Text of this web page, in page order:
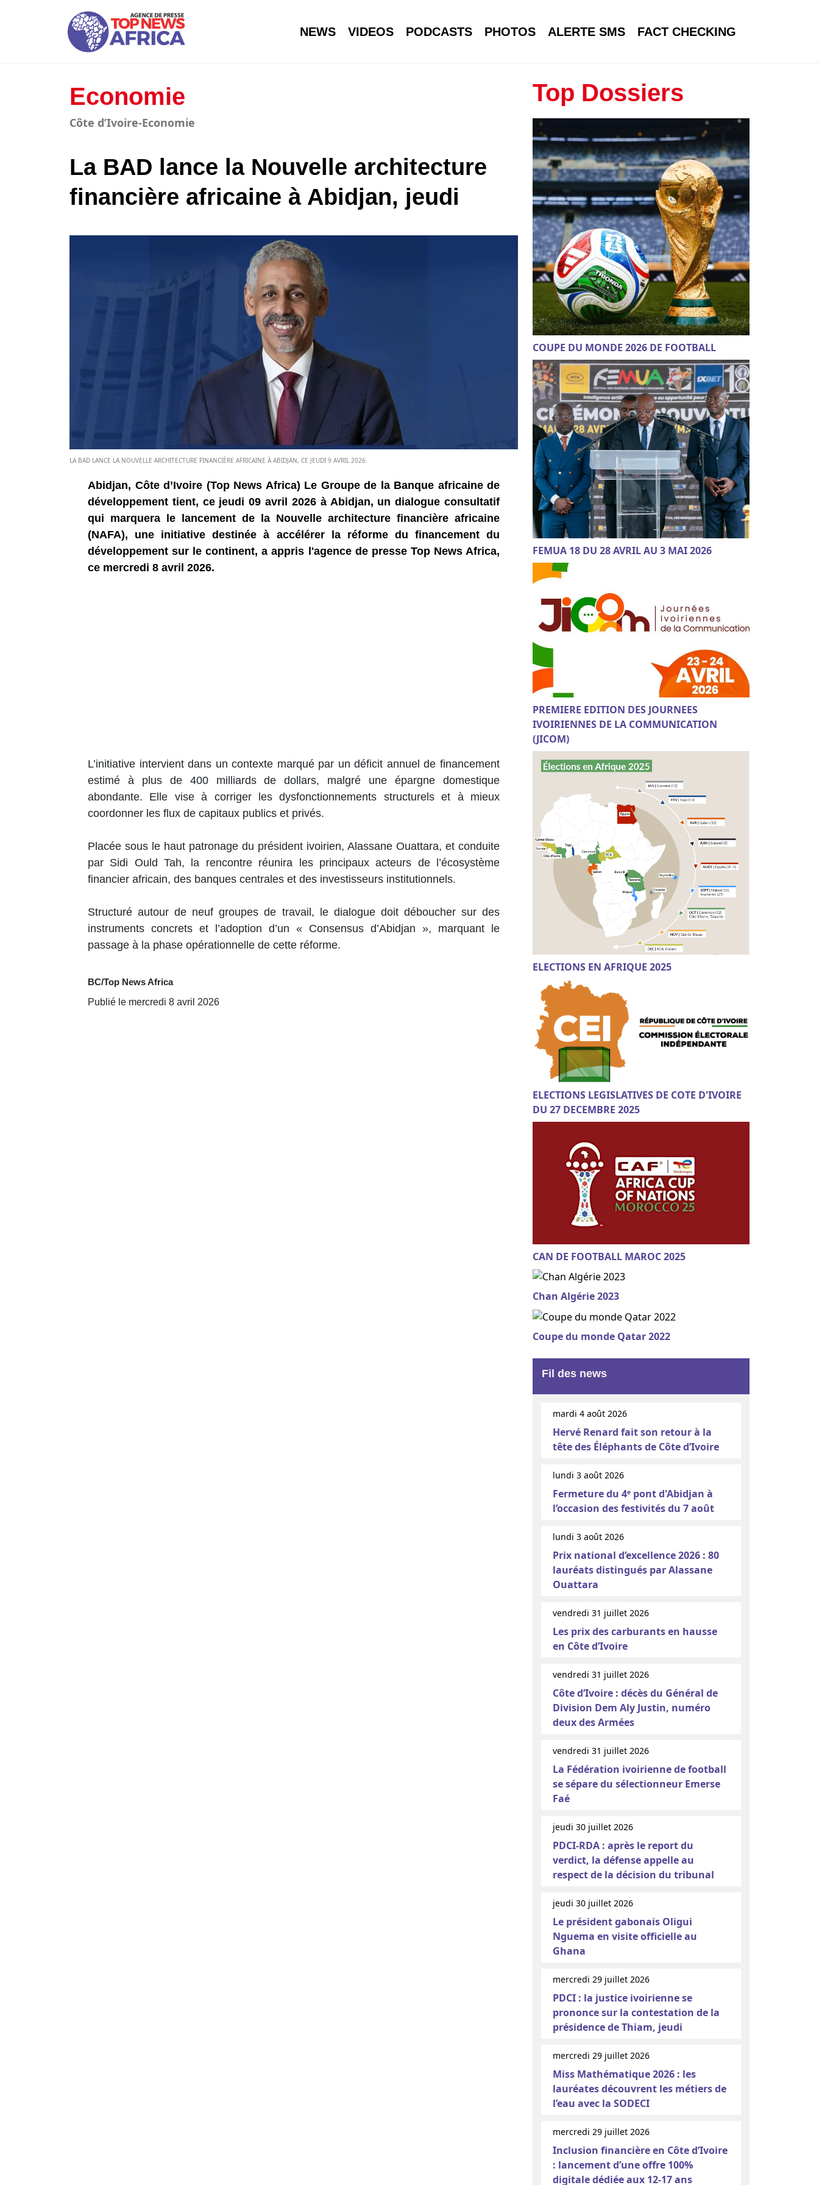
NEWS VIDEOS PODCASTS PHOTOS ALERTE SMS FACT CHECKING
Economie
Côte d’Ivoire-Economie
La BAD lance la Nouvelle architecture
financière africaine à Abidjan, jeudi
LA BAD LANCE LA NOUVELLE ARCHITECTURE FINANCIÈRE AFRICAINE À ABIDJAN, CE JEUDI 9 AVRIL 2026.
Abidjan, Côte d’Ivoire (Top News Africa) Le Groupe de la Banque africaine de
développement tient, ce jeudi 09 avril 2026 à Abidjan, un dialogue consultatif
qui marquera le lancement de la Nouvelle architecture financière africaine
(NAFA), une initiative destinée à accélérer la réforme du financement du
développement sur le continent, a appris l'agence de presse Top News Africa,
ce mercredi 8 avril 2026.
L’initiative intervient dans un contexte marqué par un déficit annuel de financement
estimé à plus de 400 milliards de dollars, malgré une épargne domestique
abondante. Elle vise à corriger les dysfonctionnements structurels et à mieux
coordonner les flux de capitaux publics et privés.
Placée sous le haut patronage du président ivoirien, Alassane Ouattara, et conduite
par Sidi Ould Tah, la rencontre réunira les principaux acteurs de l’écosystème
financier africain, des banques centrales et des investisseurs institutionnels.
Structuré autour de neuf groupes de travail, le dialogue doit déboucher sur des
instruments concrets et l’adoption d’un « Consensus d’Abidjan », marquant le
passage à la phase opérationnelle de cette réforme.
BC/Top News Africa
Publié le mercredi 8 avril 2026
Top Dossiers
COUPE DU MONDE 2026 DE FOOTBALL
FEMUA 18 DU 28 AVRIL AU 3 MAI 2026
PREMIERE EDITION DES JOURNEES
IVOIRIENNES DE LA COMMUNICATION
(JICOM)
ELECTIONS EN AFRIQUE 2025
ELECTIONS LEGISLATIVES DE COTE D'IVOIRE
DU 27 DECEMBRE 2025
CAN DE FOOTBALL MAROC 2025
Chan Algérie 2023
Coupe du monde Qatar 2022
Fil des news
mardi 4 août 2026
Hervé Renard fait son retour à la
tête des Éléphants de Côte d’Ivoire
lundi 3 août 2026
Fermeture du 4ᵉ pont d'Abidjan à
l’occasion des festivités du 7 août
lundi 3 août 2026
Prix national d’excellence 2026 : 80
lauréats distingués par Alassane
Ouattara
vendredi 31 juillet 2026
Les prix des carburants en hausse
en Côte d’Ivoire
vendredi 31 juillet 2026
Côte d’Ivoire : décès du Général de
Division Dem Aly Justin, numéro
deux des Armées
vendredi 31 juillet 2026
La Fédération ivoirienne de football
se sépare du sélectionneur Emerse
Faé
jeudi 30 juillet 2026
PDCI-RDA : après le report du
verdict, la défense appelle au
respect de la décision du tribunal
jeudi 30 juillet 2026
Le président gabonais Oligui
Nguema en visite officielle au
Ghana
mercredi 29 juillet 2026
PDCI : la justice ivoirienne se
prononce sur la contestation de la
présidence de Thiam, jeudi
mercredi 29 juillet 2026
Miss Mathématique 2026 : les
lauréates découvrent les métiers de
l’eau avec la SODECI
mercredi 29 juillet 2026
Inclusion financière en Côte d’Ivoire
: lancement d’une offre 100%
digitale dédiée aux 12-17 ans